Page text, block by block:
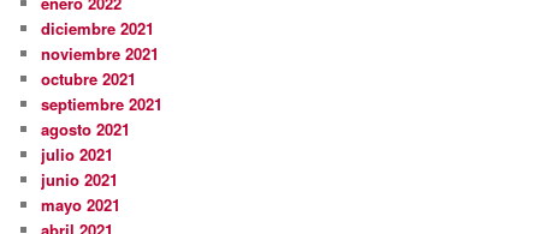
diciembre 2021
noviembre 2021
octubre 2021
septiembre 2021
agosto 2021
julio 2021
junio 2021
mayo 2021
abril 2021